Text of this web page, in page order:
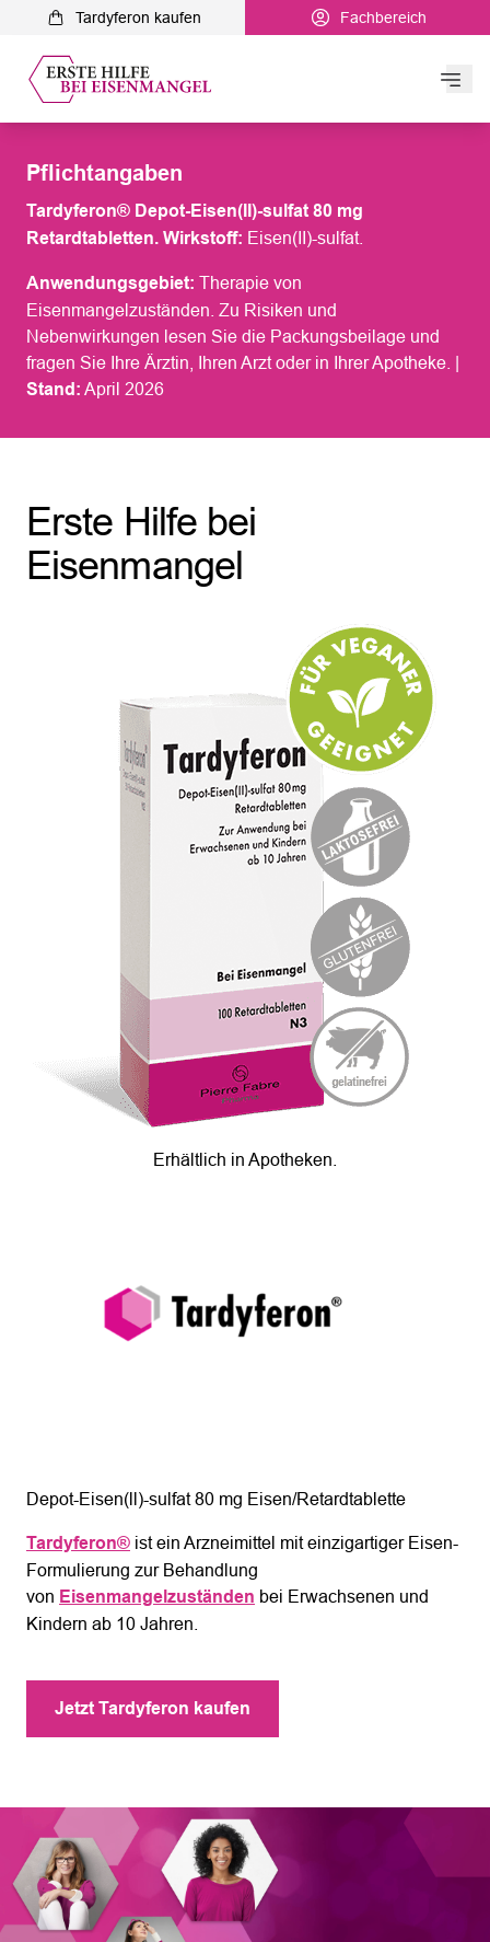
Tardyferon kaufen Fachbereich
Eisenmangel & Blutarmut
Diagnose
Serviceangebote
Pflichtangaben
Tardyferon® Depot-Eisen(II)-sulfat 80 mg
Retardtabletten. Wirkstoff: Eisen(II)-sulfat.
Anwendungsgebiet: Therapie von
Eisenmangelzuständen. Zu Risiken und
Nebenwirkungen lesen Sie die Packungsbeilage und
fragen Sie Ihre Ärztin, Ihren Arzt oder in Ihrer Apotheke. |
Stand: April 2026
Erste Hilfe bei
Eisenmangel
Erhältlich in Apotheken.
Depot-Eisen(ll)-sulfat 80 mg Eisen/Retardtablette
Tardyferon® ist ein Arzneimittel mit einzigartiger Eisen-
Formulierung zur Behandlung
von Eisenmangelzuständen bei Erwachsenen und
Kindern ab 10 Jahren.
Jetzt Tardyferon kaufen